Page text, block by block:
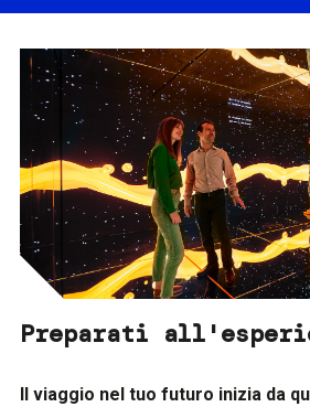
Preparati
Il viaggio nel tuo futuro inizia da